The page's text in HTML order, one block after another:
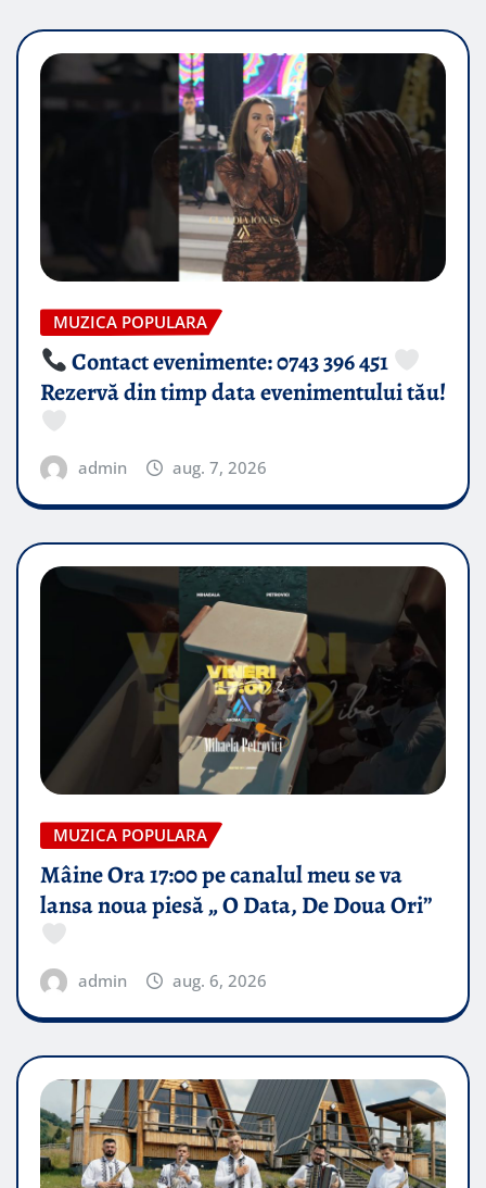
MUZICA POPULARA
Contact evenimente: 0743 396 451
Rezervă din timp data evenimentului tău!
admin aug. 7, 2026
MUZICA POPULARA
Mâine Ora 17:00 pe canalul meu se va
lansa noua piesă „ O Data, De Doua Ori”
admin aug. 6, 2026